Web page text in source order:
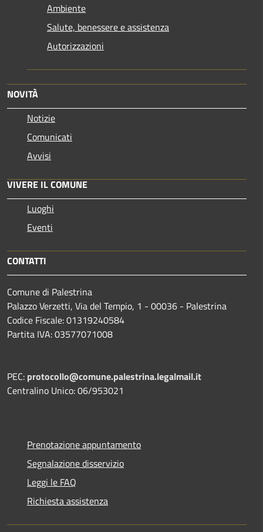
Ambiente
Salute, benessere e assistenza
Autorizzazioni
NOVITÀ
Notizie
Comunicati
Avvisi
VIVERE IL COMUNE
Luoghi
Eventi
CONTATTI
Comune di Palestrina
Palazzo Verzetti, Via del Tempio, 1 - 00036 - Palestrina
Codice Fiscale: 01319240584
Partita IVA: 03577071008
PEC: protocollo@comune.palestrina.legalmail.it
Centralino Unico: 06/953021
Prenotazione appuntamento
Segnalazione disservizio
Leggi le FAQ
Richiesta assistenza